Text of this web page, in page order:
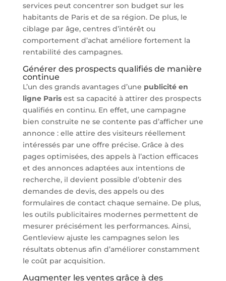
services peut concentrer son budget sur les
habitants de Paris et de sa région. De plus, le
ciblage par âge, centres d’intérêt ou
comportement d’achat améliore fortement la
rentabilité des campagnes.
Générer des prospects qualifiés de manière
continue
L’un des grands avantages d’une publicité en
ligne Parisest sa capacité à attirer des prospects
qualifiés en continu. En effet, une campagne
bien construite ne se contente pas d’afficher une
annonce : elle attire des visiteurs réellement
intéressés par une offre précise. Grâce à des
pages optimisées, des appels à l’action efficaces
et des annonces adaptées aux intentions de
recherche, il devient possible d’obtenir des
demandes de devis, des appels ou des
formulaires de contact chaque semaine. De plus,
les outils publicitaires modernes permettent de
mesurer précisément les performances. Ainsi,
Gentleview ajuste les campagnes selon les
résultats obtenus afin d’améliorer constamment
le coût par acquisition.
Augmenter les ventes grâce à des